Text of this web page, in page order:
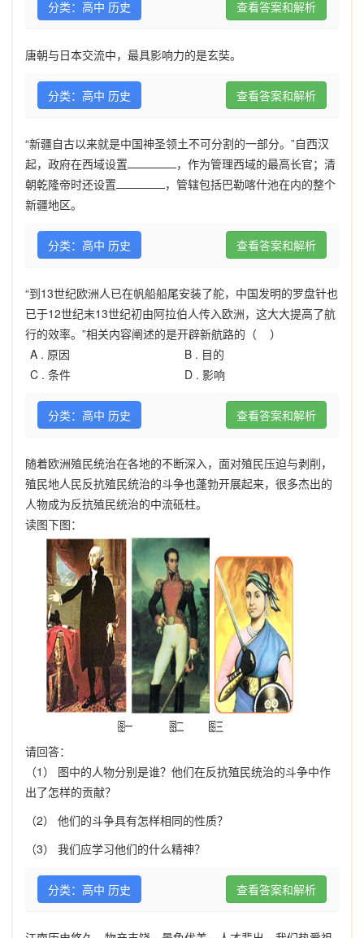
分类：高中 历史 查看答案和解析
唐朝与日本交流中，最具影响力的是玄奘。
分类：高中 历史 查看答案和解析
“新疆自古以来就是中国神圣领土不可分割的一部分。”自西汉
起，政府在西域设置
，作为管理西域的最高长官；清
朝乾隆帝时还设置
，管辖包括巴勒喀什池在内的整个
新疆地区。
分类：高中 历史 查看答案和解析
“到13世纪欧洲人已在帆船船尾安装了舵，中国发明的罗盘针也
已于12世纪末13世纪初由阿拉伯人传入欧洲，这大大提高了航
行的效率。”相关内容阐述的是开辟新航路的（ ）
A . 原因 B . 目的
C . 条件 D . 影响
分类：高中 历史 查看答案和解析
随着欧洲殖民统治在各地的不断深入，面对殖民压迫与剥削，
殖民地人民反抗殖民统治的斗争也蓬勃开展起来，很多杰出的
人物成为反抗殖民统治的中流砥柱。
读图下图：
请回答：
（1） 图中的人物分别是谁？他们在反抗殖民统治的斗争中作
出了怎样的贡献？
（2） 他们的斗争具有怎样相同的性质？
（3） 我们应学习他们的什么精神？
分类：高中 历史 查看答案和解析